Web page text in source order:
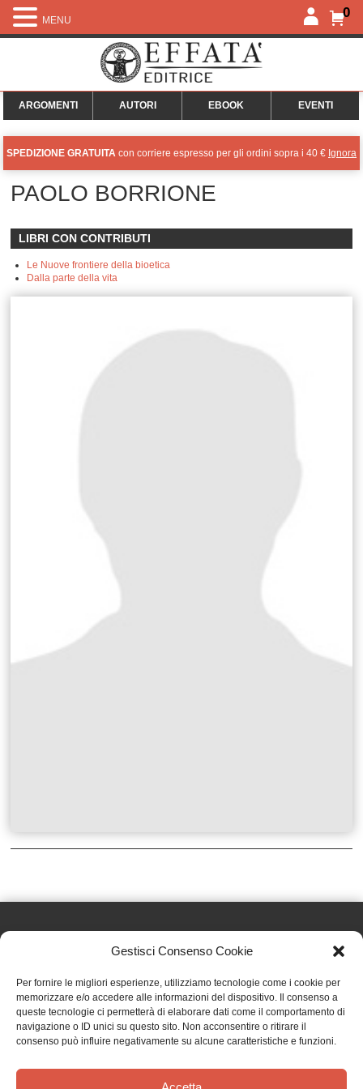
Gestisci Consenso Cookie
Per fornire le migliori esperienze, utilizziamo tecnologie come i cookie per
memorizzare e/o accedere alle informazioni del dispositivo. Il consenso a
queste tecnologie ci permetterà di elaborare dati come il comportamento di
navigazione o ID unici su questo sito. Non acconsentire o ritirare il
consenso può influire negativamente su alcune caratteristiche e funzioni.
0
ARGOMENTI AUTORI EBOOK EVENTI
SPEDIZIONE GRATUITA con corriere espresso per gli ordini sopra i 40 € Ignora
PAOLO BORRIONE
LIBRI CON CONTRIBUTI
Le Nuove frontiere della bioetica
Dalla parte della vita
Effatà Editrice di Pellegrino Paolo SAS
C.F. e P.IVA 09655250018
Via Tre Denti, 1 - 10060 Cantalupa (TO)
Telefono: (+39) 0121 353452 - Fax: (+39) 0121 353839
MENU